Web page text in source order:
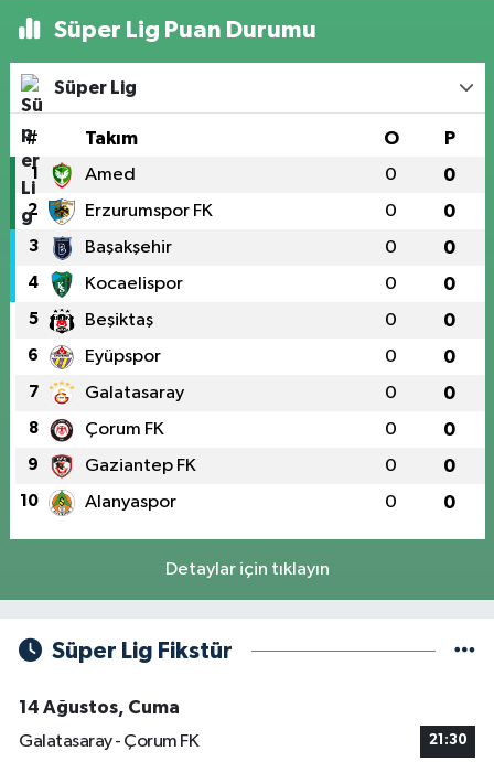
Süper Lig Puan Durumu
Süper Lig
# Takım O P
1 Amed 0 0
2 Erzurumspor FK 0 0
3 Başakşehir 0 0
4 Kocaelispor 0 0
5 Beşiktaş 0 0
6 Eyüpspor 0 0
7 Galatasaray 0 0
8 Çorum FK 0 0
9 Gaziantep FK 0 0
10 Alanyaspor 0 0
Detaylar için tıklayın
Süper Lig Fikstür
14 Ağustos, Cuma
Galatasaray - Çorum FK
21:30